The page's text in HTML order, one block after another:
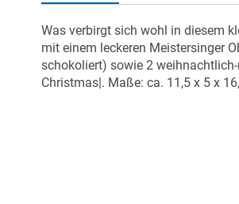
der
Bildergalerie
springen
Was verbirgt sich wohl in diesem
mit einem leckeren Meistersinger
schokoliert) sowie 2
Christmas|. Maße: ca. 11,5 x 5 x